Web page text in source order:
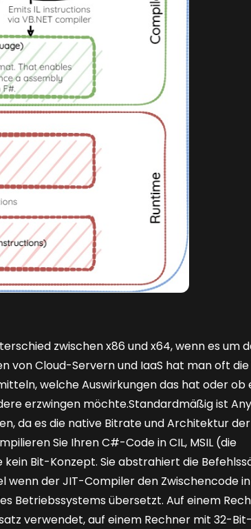
zwischen x86 und x64, wenn es um
von Cloud-Servern und IaaS hat man oft
welche Auswirkungen das hat oder ob
erzwingen möchte.Standardmäßig ist
da es die native Bitrate und Architektur der
Sie Ihren C#-Code in CIL, MSIL (die
Bit-Konzept. Sie abstrahiert die
wenn der JIT-Compiler den Zwischencode in
Betriebssystems übersetzt. Auf einem
verwendet, auf einem Rechner mit 32-Bit-